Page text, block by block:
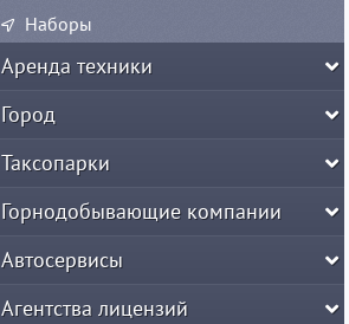
Наборы
Аренда техники
Город
Таксопарки
Горнодобывающие компании
Автосервисы
Агентства лицензий